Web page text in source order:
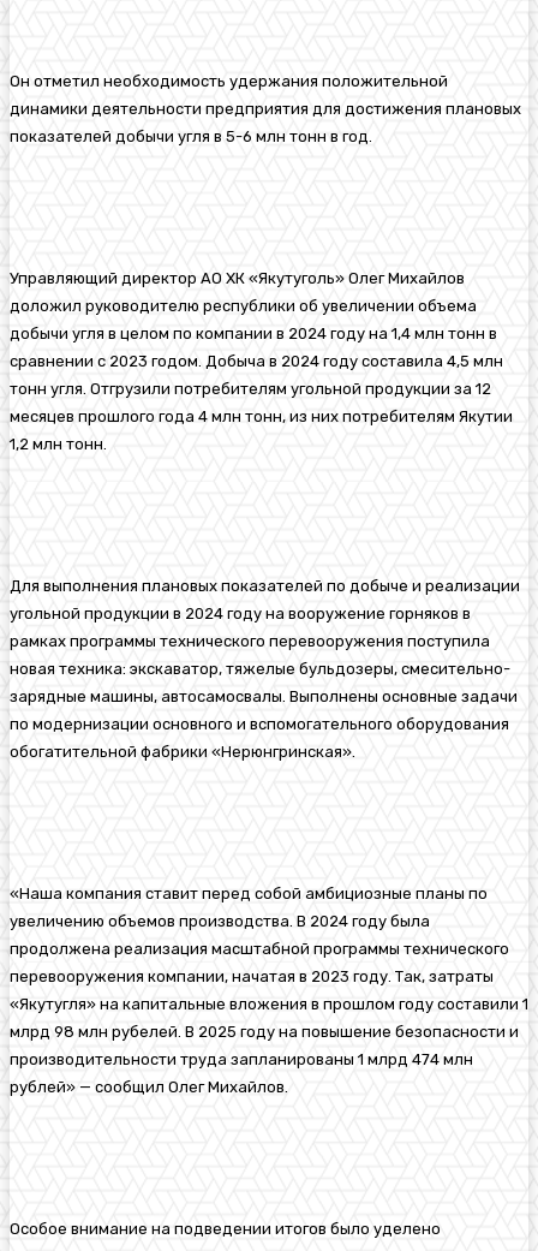
Он отметил необходимость удержания положительной
динамики деятельности предприятия для достижения плановых
показателей добычи угля в 5-6 млн тонн в год.
Управляющий директор АО ХК «Якутуголь» Олег Михайлов
доложил руководителю республики об увеличении объема
добычи угля в целом по компании в 2024 году на 1,4 млн тонн в
сравнении с 2023 годом. Добыча в 2024 году составила 4,5 млн
тонн угля. Отгрузили потребителям угольной продукции за 12
месяцев прошлого года 4 млн тонн, из них потребителям Якутии
1,2 млн тонн.
Для выполнения плановых показателей по добыче и реализации
угольной продукции в 2024 году на вооружение горняков в
рамках программы технического перевооружения поступила
новая техника: экскаватор, тяжелые бульдозеры, смесительно-
зарядные машины, автосамосвалы. Выполнены основные задачи
по модернизации основного и вспомогательного оборудования
обогатительной фабрики «Нерюнгринская».
«Наша компания ставит перед собой амбициозные планы по
увеличению объемов производства. В 2024 году была
продолжена реализация масштабной программы технического
перевооружения компании, начатая в 2023 году. Так, затраты
«Якутугля» на капитальные вложения в прошлом году составили 1
млрд 98 млн рубелей. В 2025 году на повышение безопасности и
производительности труда запланированы 1 млрд 474 млн
рублей» — сообщил Олег Михайлов.
Особое внимание на подведении итогов было уделено